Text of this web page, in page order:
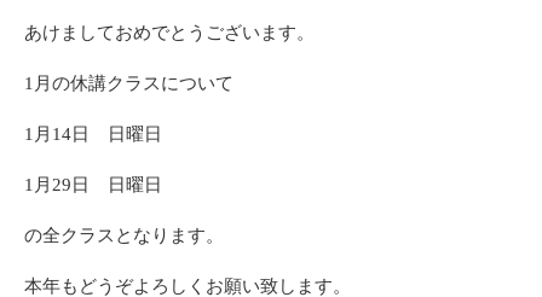
あけましておめでとうございます。
1月の休講クラスについて
1月14日 日曜日
1月29日 日曜日
の全クラスとなります。
本年もどうぞよろしくお願い致します。